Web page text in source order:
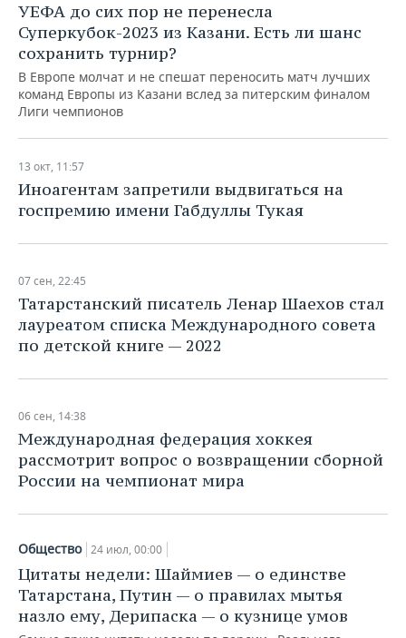
УЕФА до сих пор не перенесла
Суперкубок-2023 из Казани. Есть ли шанс
сохранить турнир?
В Европе молчат и не спешат переносить матч лучших
команд Европы из Казани вслед за питерским финалом
Лиги чемпионов
13 окт, 11:57
Иноагентам запретили выдвигаться на
госпремию имени Габдуллы Тукая
07 сен, 22:45
Татарстанский писатель Ленар Шаехов стал
лауреатом списка Международного совета
по детской книге — 2022
06 сен, 14:38
Международная федерация хоккея
рассмотрит вопрос о возвращении сборной
России на чемпионат мира
Общество 24 июл, 00:00
Цитаты недели: Шаймиев — о единстве
Татарстана, Путин — о правилах мытья
назло ему, Дерипаска — о кузнице умов